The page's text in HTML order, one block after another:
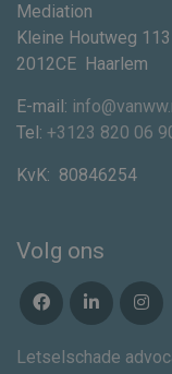
Mediation
Kleine Houtweg 113
2012CE Haarlem
E-mail:
Tel: +3123 820 06
KvK: 80846254
Volg ons
Letselschade